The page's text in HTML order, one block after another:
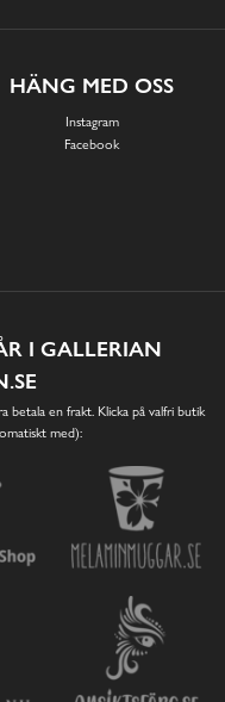
HÄNG MED OSS
Instagram
Facebook
I GALLERIAN
betala en frakt. Klicka på valfri butik
med):